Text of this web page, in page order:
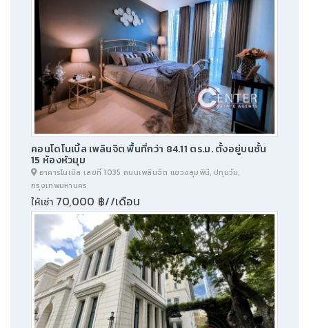
คอนโดโนเบิ้ล เพลินจิต พื้นที่กว่า 84.11 ตร.ม. ตั้งอยู่บนชั้น
15 ห้องหัวมุม
อาคารโนเบิล เลขที่ 1035 ถนนเพลินจิต แขวงลุมพินี, ปทุมวัน,
กรุงเทพมหานคร
ให้เช่า 70,000 ฿//เดือน